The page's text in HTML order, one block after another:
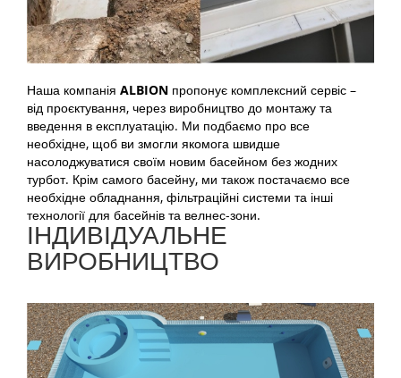
Наша компанія ALBION пропонує комплексний сервіс –
від проєктування, через виробництво до монтажу та
введення в експлуатацію. Ми подбаємо про все
необхідне, щоб ви змогли якомога швидше
насолоджуватися своїм новим басейном без жодних
турбот. Крім самого басейну, ми також постачаємо все
необхідне обладнання, фільтраційні системи та інші
технології для басейнів та велнес-зони.
ІНДИВІДУАЛЬНЕ
ВИРОБНИЦТВО